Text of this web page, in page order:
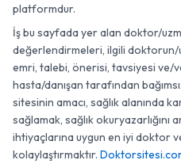
platformdur.
İş bu sayfada yer alan doktor/
değerlendirmeleri, ilgili doktorun/
emri, talebi, önerisi, tavsiyesi ve/
hasta/danışan tarafından
sitesinin amacı, sağlık alanında
sağlamak, sağlık okuryazarlığını
ihtiyaçlarına uygun en iyi doktor
kolaylaştırmaktır.